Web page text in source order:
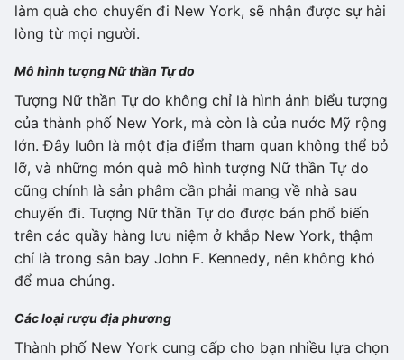
làm quà cho chuyến đi New York, sẽ nhận được sự hài
lòng từ mọi người.
Mô hình tượng Nữ thần Tự do
Tượng Nữ thần Tự do không chỉ là hình ảnh biểu tượng
của thành phố New York, mà còn là của nước Mỹ rộng
lớn. Đây luôn là một địa điểm tham quan không thể bỏ
lỡ, và những món quà mô hình tượng Nữ thần Tự do
cũng chính là sản phâm cần phải mang về nhà sau
chuyến đi. Tượng Nữ thần Tự do được bán phổ biến
trên các quầy hàng lưu niệm ở khắp New York, thậm
chí là trong sân bay John F. Kennedy, nên không khó
để mua chúng.
Các loại rượu địa phương
Thành phố New York cung cấp cho bạn nhiều lựa chọn